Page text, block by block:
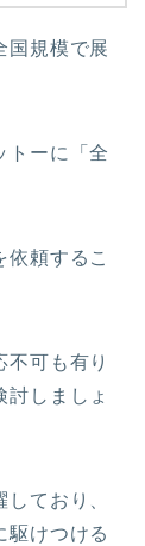
国規模で展
トーに
「全
頼するこ
可も有り
しましょ
ており、
駆けつける